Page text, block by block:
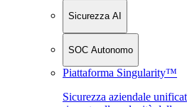
Sicurezza AI
SOC Autonomo
Piattaforma Singularity™
Sicurezza aziendale